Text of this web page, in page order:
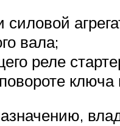
вала;
реле
ключа